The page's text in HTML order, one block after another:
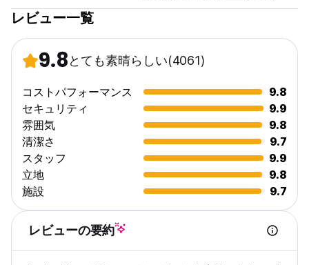
レビュー一覧
9.8とても素晴らしい(4061)
コストパフォーマンス
9.8
セキュリティ
9.9
雰囲気
9.8
清潔さ
9.7
スタッフ
9.9
立地
9.8
施設
9.7
レビューの要約